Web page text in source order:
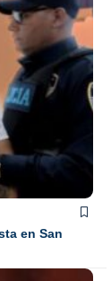
en San